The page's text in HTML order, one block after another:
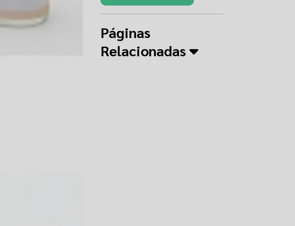
Páginas
Relacionadas